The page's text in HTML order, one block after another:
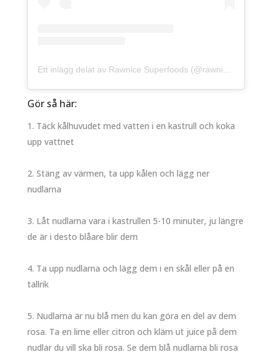
Ett inlägg delat av Rawnice Superfoods (@rawnice)
Gör så här:
Täck kålhuvudet med vatten i en kastrull och koka
upp vattnet
Stäng av värmen, ta upp kålen och lägg ner
nudlarna
Låt nudlarna vara i kastrullen 5-10 minuter, ju längre
de är i desto blåare blir dem
Ta upp nudlarna och lägg dem i en skål eller på en
tallrik
Nudlarna är nu blå men du kan göra en del av dem
rosa. Ta en lime eller citron och kläm ut juice på dem
nudlar du vill ska bli rosa. Se dem blå nudlarna bli rosa